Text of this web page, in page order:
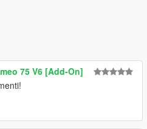
75 V6 [Add-On]